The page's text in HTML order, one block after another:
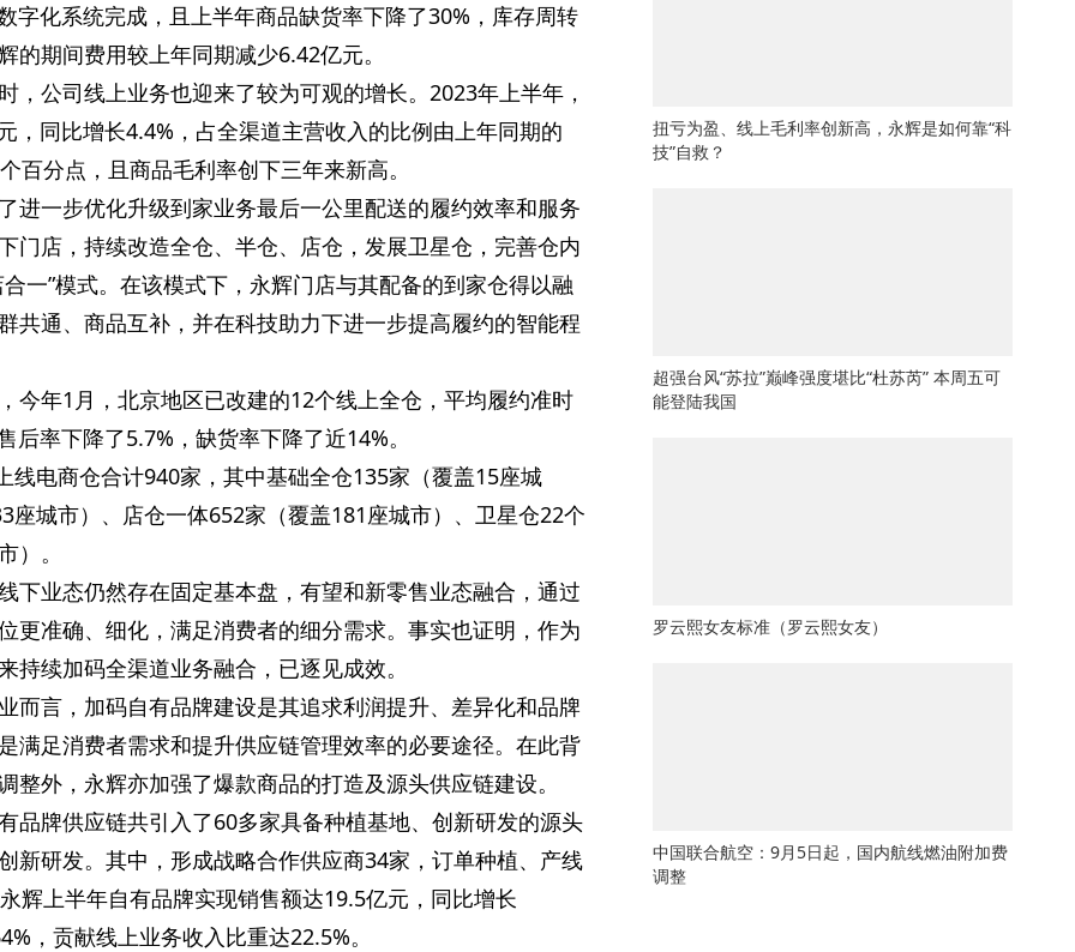
字化系统完成，且上半年商品缺货率下降了30%，库存周转
的期间费用较上年同期减少6.42亿元。
，公司线上业务也迎来了较为可观的增长。2023年上半年，
，同比增长4.4%，占全渠道主营收入的比例由上年同期的
百分点，且商品毛利率创下三年来新高。
进一步优化升级到家业务最后一公里配送的履约效率和服务
门店，持续改造全仓、半仓、店仓，发展卫星仓，完善仓内
一”模式。在该模式下，永辉门店与其配备的到家仓得以融
共通、商品互补，并在科技助力下进一步提高履约的智能程
今年1月，北京地区已改建的12个线上全仓，平均履约准时
率下降了5.7%，缺货率下降了近14%。
线电商仓合计940家，其中基础全仓135家（覆盖15座城
座城市）、店仓一体652家（覆盖181座城市）、卫星仓22个
）。
下业态仍然存在固定基本盘，有望和新零售业态融合，通过
更准确、细化，满足消费者的细分需求。事实也证明，作为
持续加码全渠道业务融合，已逐见成效。
而言，加码自有品牌建设是其追求利润提升、差异化和品牌
满足消费者需求和提升供应链管理效率的必要途径。在此背
整外，永辉亦加强了爆款商品的打造及源头供应链建设。
品牌供应链共引入了60多家具备种植基地、创新研发的源头
新研发。其中，形成战略合作供应商34家，订单种植、产线
辉上半年自有品牌实现销售额达19.5亿元，同比增长
，贡献线上业务收入比重达22.5%。
扭亏为盈、线上毛利率创新高，永辉是如何靠“科
技”自救？
超强台风“苏拉”巅峰强度堪比“杜苏芮” 本周五可
能登陆我国
罗云熙女友标准（罗云熙女友）
中国联合航空：9月5日起，国内航线燃油附加费
调整